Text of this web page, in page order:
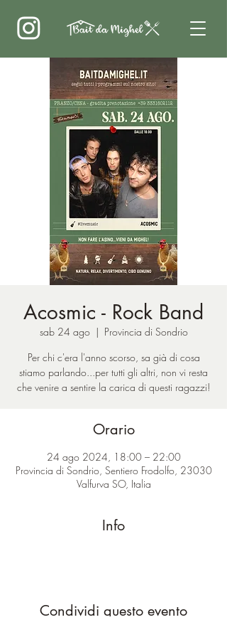
Acosmic - Rock Band
sab 24 ago
  |
Provincia di Sondrio
Per chi c'era l'anno scorso, sa già di cosa
stiamo parlando...per tutti gli altri, non vi resta
che venire a sentire la carica di questi ragazzi!
Orario
24 ago 2024, 18:00 – 22:00
Provincia di Sondrio, Sentiero Frodolfo, 23030
Valfurva SO, Italia
Info
Condividi questo evento